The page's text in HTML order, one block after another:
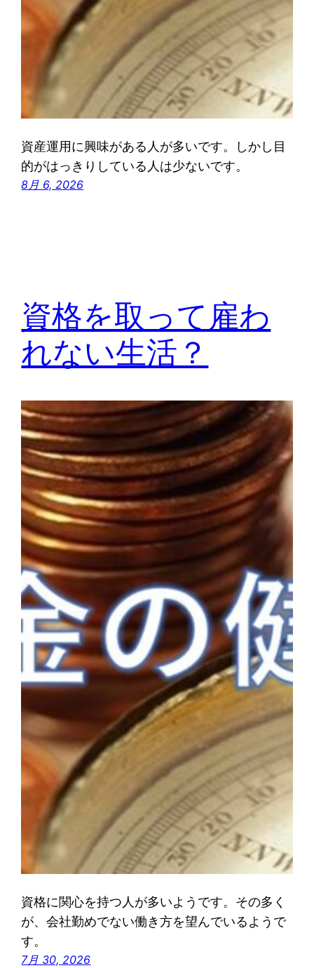
資産運用に興味がある人が多いです。しかし目
的がはっきりしている人は少ないです。
8月 6, 2026
資格を取って雇わ
れない生活？
資格に関心を持つ人が多いようです。その多く
が、会社勤めでない働き方を望んでいるようで
す。
7月 30, 2026